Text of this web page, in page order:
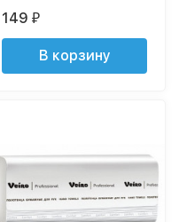
149₽
В корзину